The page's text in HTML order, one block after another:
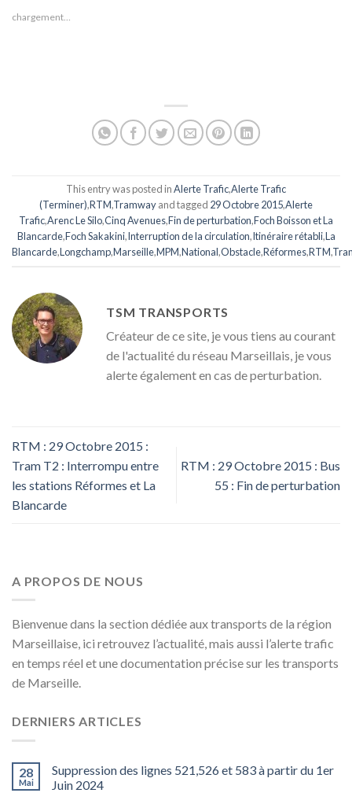
chargement…
This entry was posted inAlerte Trafic,Alerte Trafic
(Terminer),RTM,Tramwayand tagged 29 Octobre 2015,Alerte
Trafic,Arenc Le Silo,Cinq Avenues,Fin de perturbation,Foch Boisson et La
Blancarde,Foch Sakakini,Interruption de la circulation,Itinéraire rétabli,La
Blancarde,Longchamp,Marseille,MPM,National,Obstacle,Réformes,RTM,
TSM TRANSPORTS
Créateur de ce site, je vous tiens au courant
de l'actualité du réseau Marseillais, je vous
alerte également en cas de perturbation.
RTM : 29 Octobre 2015 :
Tram T2 : Interrompu entre
les stations Réformes et La
Blancarde
RTM : 29 Octobre 2015 : Bus
55 : Fin de perturbation
A PROPOS DE NOUS
Bienvenue dans la section dédiée aux transports de la région
Marseillaise, ici retrouvez l’actualité, mais aussi l’alerte trafic
en temps réel et une documentation précise sur les transports
de Marseille.
DERNIERS ARTICLES
28
Mai
Suppression des lignes 521,526 et 583 à partir du 1er
Juin 2024